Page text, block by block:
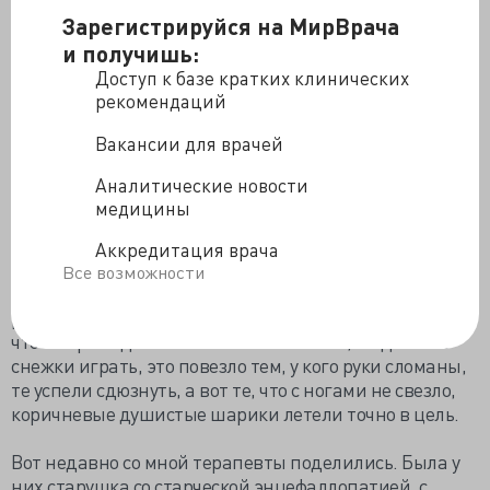
Зарегистрируйся на МирВрача
и получишь:
Доступ к базе кратких клинических
рекомендаций
Вакансии для врачей
Аналитические новости
медицины
Аккредитация врача
Все возможности
стерильной палате. Не часто можно услышать такую
певучую, громкую русскую речь от нашего
исключительно доброго коллектива. Когда я вошел,
парень очнулся и увидев рук своих деяние, когда
стен, потолка, стерильных столиков, пола, даже сосед
коматозник получил дозу снежка, окруживших его
разьяренных сестриц, ему лишь осталось - забиться в
уголок кровати и молиться, чтобы он растворился в
ночи. Вроде и печально, но и смешно.
разговаривает, дышит норм, все хорошо. Вечером ему
что то привидилось. А палата большая, он давай в
снежки играть, это повезло тем, у кого руки сломаны,
те успели сдюзнуть, а вот те, что с ногами не свезло,
коричневые душистые шарики летели точно в цель.
Вот недавно со мной терапевты поделились. Была у